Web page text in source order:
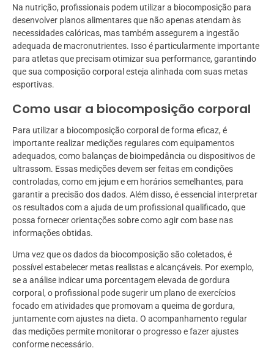
Na nutrição, profissionais podem utilizar a biocomposição para
desenvolver planos alimentares que não apenas atendam às
necessidades calóricas, mas também assegurem a ingestão
adequada de macronutrientes. Isso é particularmente importante
para atletas que precisam otimizar sua performance, garantindo
que sua composição corporal esteja alinhada com suas metas
esportivas.
Como usar a biocomposição corporal
Para utilizar a biocomposição corporal de forma eficaz, é
importante realizar medições regulares com equipamentos
adequados, como balanças de bioimpedância ou dispositivos de
ultrassom. Essas medições devem ser feitas em condições
controladas, como em jejum e em horários semelhantes, para
garantir a precisão dos dados. Além disso, é essencial interpretar
os resultados com a ajuda de um profissional qualificado, que
possa fornecer orientações sobre como agir com base nas
informações obtidas.
Uma vez que os dados da biocomposição são coletados, é
possível estabelecer metas realistas e alcançáveis. Por exemplo,
se a análise indicar uma porcentagem elevada de gordura
corporal, o profissional pode sugerir um plano de exercícios
focado em atividades que promovam a queima de gordura,
juntamente com ajustes na dieta. O acompanhamento regular
das medições permite monitorar o progresso e fazer ajustes
conforme necessário.